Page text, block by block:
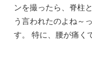
ンを撮ったら、脊柱
う言われたのよね～
す。 特に、腰が痛く